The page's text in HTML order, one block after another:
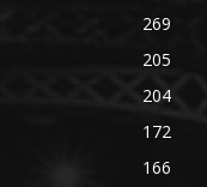
269
205
204
172
166